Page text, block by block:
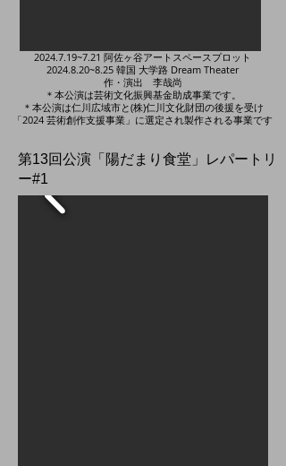
2024.7.19~7.21 阿佐ヶ谷アートスペースプロット
2024.8.20~8.25 韓国 大学路 Dream Theater
作・演出 李哉尚
​＊ 本公演は芸術文化振興基金助成事業です。
​＊本公演は仁川広域市と(株)仁川文化財団の後援を受け
「2024 芸術創作支援事業」に選定され製作される事業です
​第13回公演「陽だまり食堂」レパートリ
ー#1